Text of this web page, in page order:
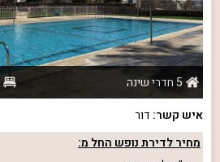
5 חדרי שינה
איש קשר: דור
מחיר לדירת נופש החל מ: